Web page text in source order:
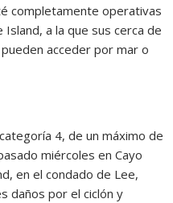
completamente operativas
a la que sus cerca de
acceder por mar o
4, de un máximo de
miércoles en Cayo
en el condado de Lee,
daños por el ciclón y